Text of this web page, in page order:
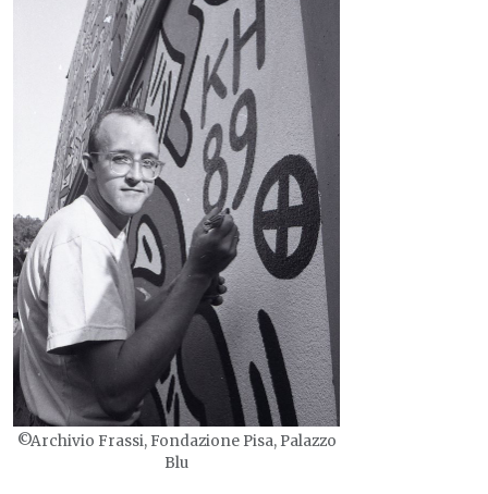
©Archivio Frassi, Fondazione Pisa, Palazzo
Blu